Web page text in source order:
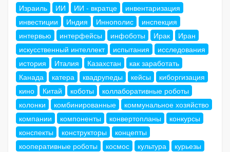
Израиль
ИИ ИИ - вкратце
инвентаризация
инвестиции
Индия Иннополис
инспекция
интервью
интерфейсы инфоботы Ирак
Иран
искусственный интеллект
испытания
исследования
история
Италия Казахстан
как заработать
Канада
катера квадрупеды кейсы
киборгизация
кино
Китай коботы
коллаборативные роботы
колонки
комбинированные
коммунальное хозяйство
компании
компоненты конвертопланы
конкурсы
конспекты
конструкторы
концепты
кооперативные роботы
космос культура
курьезы